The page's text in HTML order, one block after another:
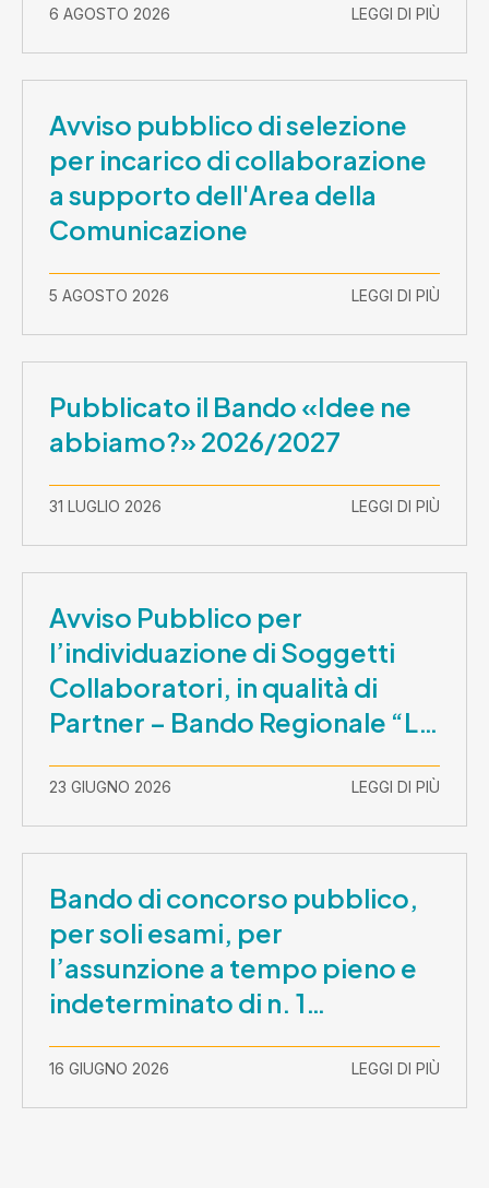
2026-30 settembre 2029
6 AGOSTO 2026 LEGGI DI PIÙ
Avviso pubblico di selezione
per incarico di collaborazione
a supporto dell'Area della
Comunicazione
5 AGOSTO 2026 LEGGI DI PIÙ
Pubblicato il Bando «Idee ne
abbiamo?» 2026/2027
31 LUGLIO 2026 LEGGI DI PIÙ
Avviso Pubblico per
l’individuazione di Soggetti
Collaboratori, in qualità di
Partner – Bando Regionale “La
Lombardia è dei Giovani 2026”
– CUP E81B26000210003
23 GIUGNO 2026 LEGGI DI PIÙ
Bando di concorso pubblico,
per soli esami, per
l’assunzione a tempo pieno e
indeterminato di n. 1
Assistente Sociale –
Comunicazione prova scritta e
prova orale
16 GIUGNO 2026 LEGGI DI PIÙ